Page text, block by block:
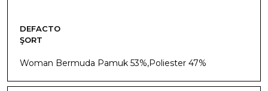
DEFACTO
ŞORT
Woman Bermuda Pamuk 53%,Poliester 47%